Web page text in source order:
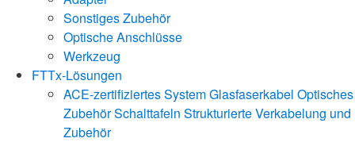
Sonstiges Zubehör
Optische Anschlüsse
Werkzeug
FTTx-Lösungen
ACE-zertifiziertes SystemGlasfaserkabel Optisches
ZubehörSchalttafeln Strukturierte Verkabelung und
Zubehör